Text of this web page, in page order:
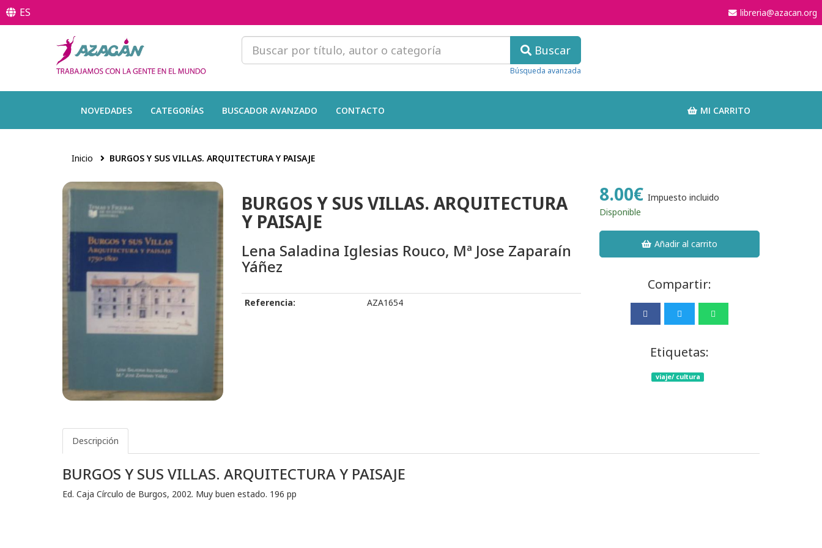
ES libreria@azacan.org
Buscar
Búsqueda avanzada
NOVEDADES CATEGORÍAS BUSCADOR AVANZADO CONTACTO MI CARRITO
Inicio BURGOS Y SUS VILLAS. ARQUITECTURA Y PAISAJE
BURGOS Y SUS VILLAS. ARQUITECTURA
Y PAISAJE
Lena Saladina Iglesias Rouco, Mª Jose Zaparaín
Yáñez
Referencia: AZA1654
8.00€ Impuesto incluido
Disponible
Añadir al carrito
Compartir:
Etiquetas:
viaje/ cultura
Descripción
BURGOS Y SUS VILLAS. ARQUITECTURA Y PAISAJE
Ed. Caja Círculo de Burgos, 2002. Muy buen estado. 196 pp